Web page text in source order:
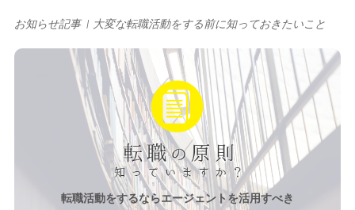
お知らせ記事 大変な転職活動をする前に知っておきたいこと
転職活動をするならエージェントを活用すべき